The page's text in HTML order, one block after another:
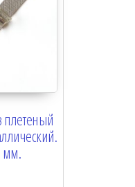
плетеный
мм.